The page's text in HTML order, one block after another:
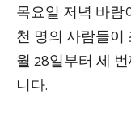
목요일 저녁 바
천 명의 사람들이
월 28일부터 세
니다.